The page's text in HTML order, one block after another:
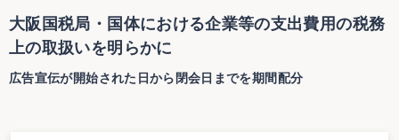
大阪国税局・国体における企業等の支出費用の税務
上の取扱いを明らかに
広告宣伝が開始された日から閉会日までを期間配分